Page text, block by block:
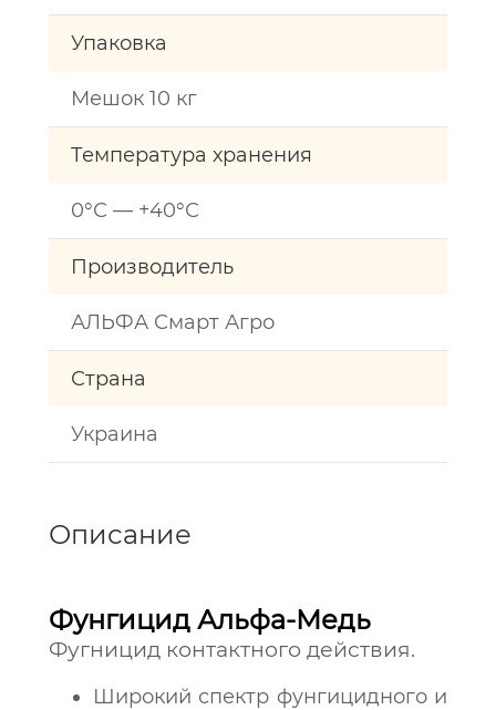
Упаковка
Мешок 10 кг
Температура хранения
0°С — +40°С
Производитель
АЛЬФА Смарт Агро
Страна
Украина
Описание
Фунгицид Альфа-Медь
Фугницид контактного действия.
Широкий спектр фунгицидного и